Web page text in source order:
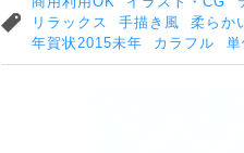
リラックス
手描き風
柔らか
年賀状2015未年
カラフル